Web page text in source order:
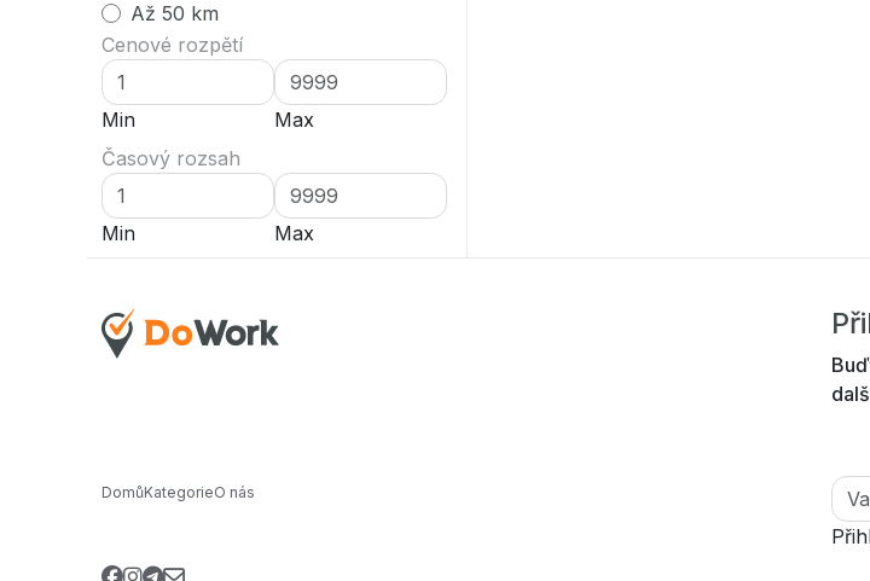
Až 50 km
Cenové rozpětí
Min
Max
Časový rozsah
Min Max
DomůKategorieO nás